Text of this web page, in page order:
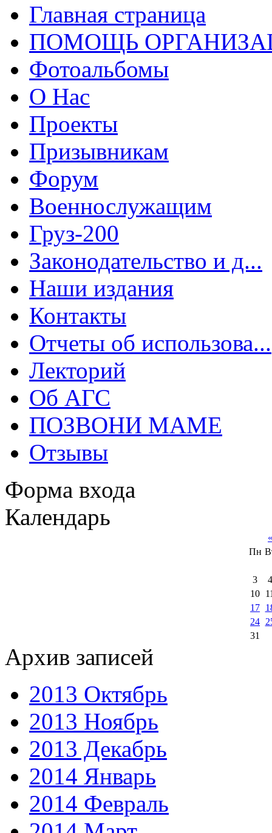
Главная страница
ПОМОЩЬ
Фотоальбомы
О Нас
Проекты
Призывникам
Форум
Военнослужащим
Груз-200
Законодательство и д...
Наши издания
Контакты
Отчеты об использова...
Лекторий
Об АГС
ПОЗВОНИ МАМЕ
Отзывы
Форма входа
Календарь
«
Пн
3
4
10
17
24
31
Архив записей
2013 Октябрь
2013 Ноябрь
2013 Декабрь
2014 Январь
2014 Февраль